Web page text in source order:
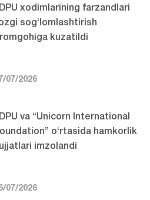
xodimlarining farzandlari
sog‘lomlashtirish
kuzatildi
07/2026
va “Unicorn International
o‘rtasida hamkorlik
imzolandi
07/2026